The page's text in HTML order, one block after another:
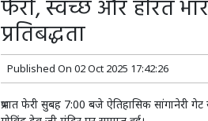
फेरी, स्वच्छ और हरित
प्रतिबद्धता
Published On 02 Oct 2025 17:42:26
प्रभात फेरी सुबह 7:00 बजे ऐतिहासिक